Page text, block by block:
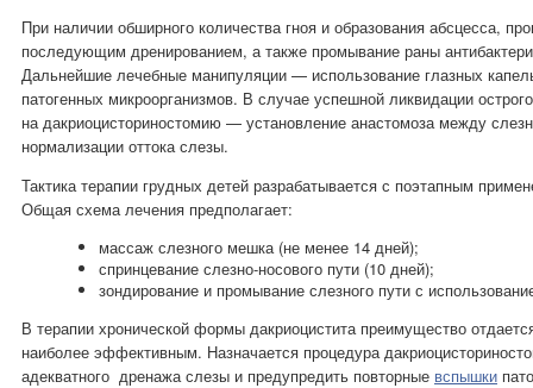
При наличии обширного количества гноя и образования абсцесса,
последующим дренированием, а также промывание раны
Дальнейшие лечебные манипуляции — использование глазных
патогенных микроорганизмов. В случае успешной ликвидации
на дакриоцисториностомию — установление анастомоза между
нормализации оттока слезы.
Тактика терапии грудных детей разрабатывается с поэтапным
Общая схема лечения предполагает:
массаж слезного мешка (не менее 14 дней);
спринцевание слезно-носового пути (10 дней);
зондирование и промывание слезного пути с
В терапии хронической формы дакриоцистита преимущество
наиболее эффективным. Назначается процедура
адекватного дренажа слезы и предупредить повторные вспышки